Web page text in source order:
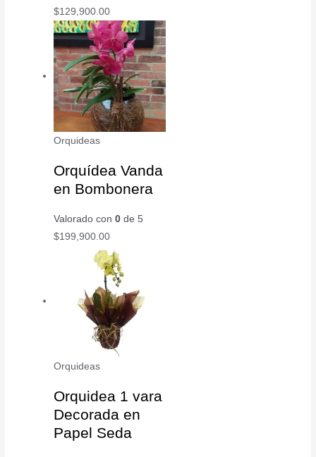
$129,900.00
Orquideas
Orquídea Vanda
en Bombonera
Valorado con 0de 5
$199,900.00
Orquideas
Orquidea 1 vara
Decorada en
Papel Seda